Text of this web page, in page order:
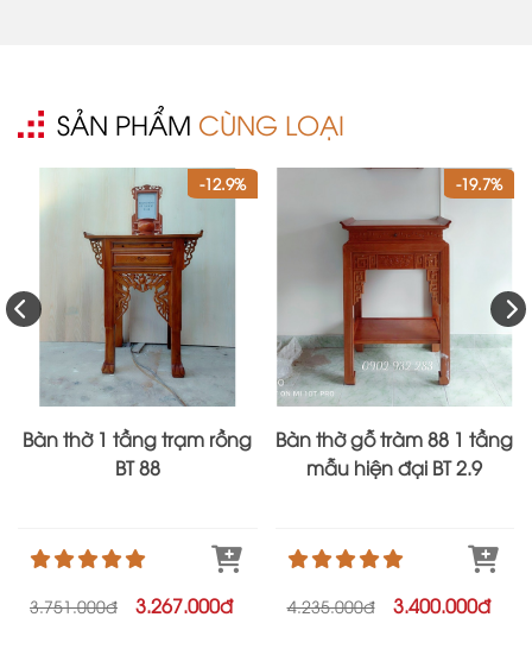
SẢN PHẨM CÙNG LOẠI
-12.9%
Bàn thờ 1 tầng trạm rồng
BT 88
3.751.000đ 3.267.000đ
-19.7%
Bàn thờ gỗ tràm 88 1 tầng
mẫu hiện đại BT 2.9
4.235.000đ 3.400.000đ